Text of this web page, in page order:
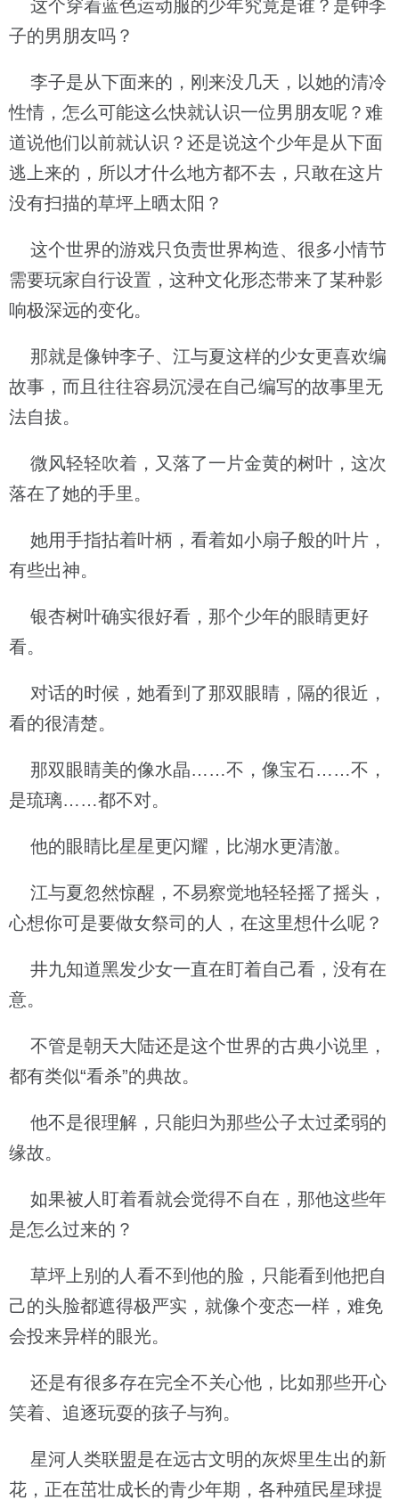
这个穿着蓝色运动服的少年究竟是谁？是钟李
子的男朋友吗？
李子是从下面来的，刚来没几天，以她的清冷
性情，怎么可能这么快就认识一位男朋友呢？难
道说他们以前就认识？还是说这个少年是从下面
逃上来的，所以才什么地方都不去，只敢在这片
没有扫描的草坪上晒太阳？
这个世界的游戏只负责世界构造、很多小情节
需要玩家自行设置，这种文化形态带来了某种影
响极深远的变化。
那就是像钟李子、江与夏这样的少女更喜欢编
故事，而且往往容易沉浸在自己编写的故事里无
法自拔。
微风轻轻吹着，又落了一片金黄的树叶，这次
落在了她的手里。
她用手指拈着叶柄，看着如小扇子般的叶片，
有些出神。
银杏树叶确实很好看，那个少年的眼睛更好
看。
对话的时候，她看到了那双眼睛，隔的很近，
看的很清楚。
那双眼睛美的像水晶……不，像宝石……不，
是琉璃……都不对。
他的眼睛比星星更闪耀，比湖水更清澈。
江与夏忽然惊醒，不易察觉地轻轻摇了摇头，
心想你可是要做女祭司的人，在这里想什么呢？
井九知道黑发少女一直在盯着自己看，没有在
意。
不管是朝天大陆还是这个世界的古典小说里，
都有类似“看杀”的典故。
他不是很理解，只能归为那些公子太过柔弱的
缘故。
如果被人盯着看就会觉得不自在，那他这些年
是怎么过来的？
草坪上别的人看不到他的脸，只能看到他把自
己的头脸都遮得极严实，就像个变态一样，难免
会投来异样的眼光。
还是有很多存在完全不关心他，比如那些开心
笑着、追逐玩耍的孩子与狗。
星河人类联盟是在远古文明的灰烬里生出的新
花，正在茁壮成长的青少年期，各种殖民星球提